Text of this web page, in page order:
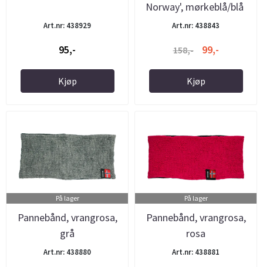
Art.nr: 438929
95,-
Kjøp
Norway', mørkeblå/blå
Art.nr: 438843
158,- 99,-
Kjøp
På lager
Pannebånd, vrangrosa,
grå
Art.nr: 438880
På lager
Pannebånd, vrangrosa,
rosa
Art.nr: 438881